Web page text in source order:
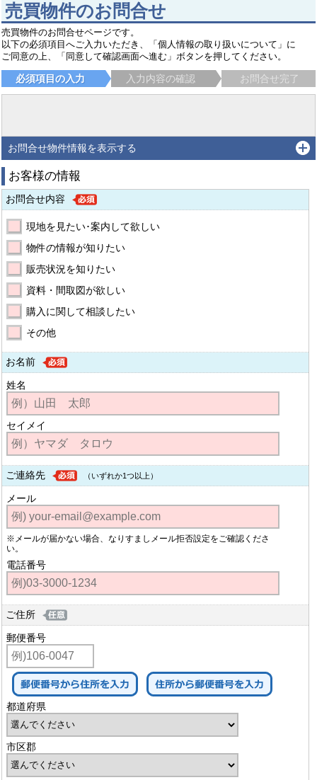
売買物件のお問合せ
売買物件のお問合せページです。
以下の必須項目へご入力いただき、「個人情報の取り扱いについて」に
ご同意の上、「同意して確認画面へ進む」ボタンを押してください。
必須項目の入力 入力内容の確認 お問合せ完了
お問合せ物件情報を表示する
お客様の情報
お問合せ内容
現地を見たい･案内して欲しい
物件の情報が知りたい
販売状況を知りたい
資料・間取図が欲しい
購入に関して相談したい
その他
お名前
姓名
セイメイ
ご連絡先 （いずれか1つ以上）
メール
※メールが届かない場合、なりすましメール拒否設定をご確認くださ
い。
電話番号
ご住所
郵便番号
都道府県
市区郡